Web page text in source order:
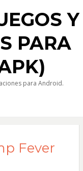
Y
PARA
para Android.
Fever